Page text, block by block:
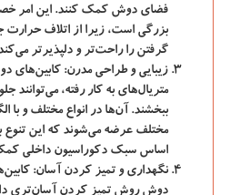
فضای دوش کمک کنند. این امر
بزرگی است، زیرا از اتلاف
گرفتن را راحت‌تر و دلپذیرتر
زیبایی و طراحی مدرن: کابین‌های
متریال‌های به کار رفته، می‌توانند
ببخشند. آن‌ها در انواع مختلف و با
مختلف عرضه می‌شوند که این تنوع
اساس سبک دکوراسیون داخلی
نگهداری و تمیز کردن آسان:
دوش روش تمیز کردن آسان‌تری